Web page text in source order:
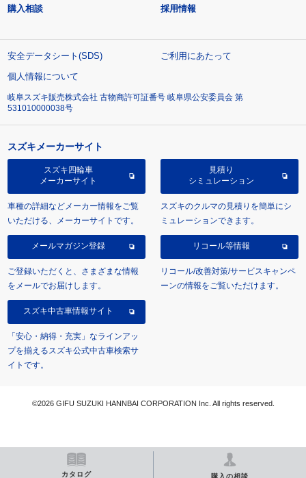
カタログ 購入の相談
購入相談 採用情報
安全データシート(SDS)
ご利用にあたって
個人情報について
岐阜スズキ販売株式会社 古物商許可証番号 岐阜県公安委員会 第
531010000038号
スズキメーカーサイト
スズキ四輪車
メーカーサイト
車種の詳細などメーカー情報をご覧
いただける、メーカーサイトです。
見積り
シミュレーション
スズキのクルマの見積りを簡単にシ
ミュレーションできます。
メールマガジン登録
ご登録いただくと、さまざまな情報
をメールでお届けします。
リコール等情報
リコール/改善対策/サービスキャンペ
ーンの情報をご覧いただけます。
スズキ中古車情報サイト
「安心・納得・充実」なラインアッ
プを揃えるスズキ公式中古車検索サ
イトです。
©2026 GIFU SUZUKI HANNBAI CORPORATION Inc. All rights reserved.